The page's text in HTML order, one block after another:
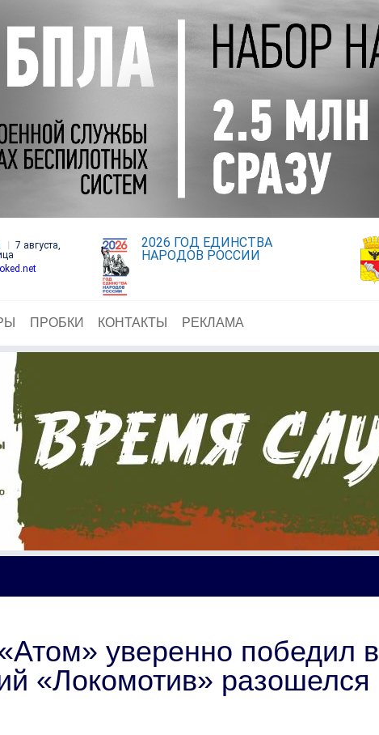
7 августа,
2026 ГОД ЕДИНСТВА
НАРОДОВ РОССИИ
ПРОБКИ КОНТАКТЫ РЕКЛАМА
уверенно победил в
«Локомотив» разошелся